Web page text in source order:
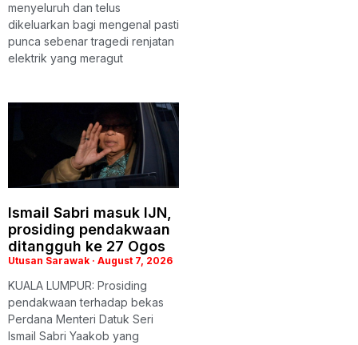
menyeluruh dan telus
dikeluarkan bagi mengenal pasti
punca sebenar tragedi renjatan
elektrik yang meragut
Ismail Sabri masuk IJN,
prosiding pendakwaan
ditangguh ke 27 Ogos
Utusan Sarawak August 7, 2026
KUALA LUMPUR: Prosiding
pendakwaan terhadap bekas
Perdana Menteri Datuk Seri
Ismail Sabri Yaakob yang